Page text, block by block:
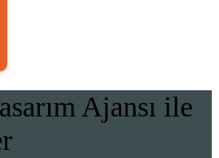
Ajansı ile